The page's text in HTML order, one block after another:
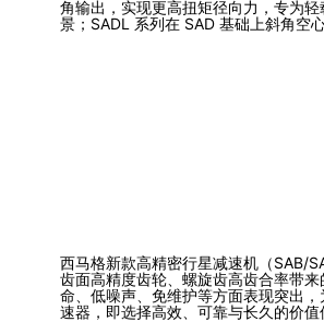
角输出，实现更高扭矩径向力，专为
景；SADL 系列在 SAD 基础上斜角空
西马格新款高精密行星减速机（SAB/
齿面高精度齿轮、螺旋齿高齿合率带
命、低噪声、免维护等方面表现突出
速器，即选择高效、可靠与长久的价值